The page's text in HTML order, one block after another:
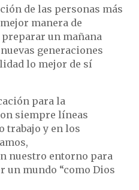
de las personas más
manera de
un mañana
generaciones
lo mejor de sí
para la
siempre líneas
trabajo y en los
nuestro entorno para
un mundo “como Dios